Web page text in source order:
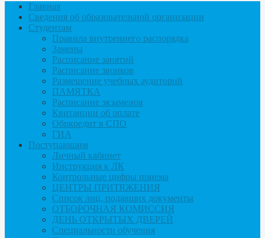
Главная
Сведения об образовательной организации
Студентам
Правила внутреннего распорядка
Замены
Расписание занятий
Расписание звонков
Размещение учебных аудиторий
ПАМЯТКА
Расписание экзаменов
Квитанции об оплате
Обркредит в СПО
ГИА
Поступающим
Личный кабинет
Инструкция к ЛК
Контрольные цифры приема
ЦЕНТРЫ ПРИТЯЖЕНИЯ
Список лиц, подавших документы
ОТБОРОЧНАЯ КОМИССИЯ
ДЕНЬ ОТКРЫТЫХ ДВЕРЕЙ
Специальности обучения